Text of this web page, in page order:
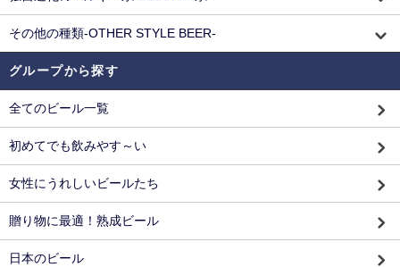
その他の種類-OTHER STYLE BEER-
グループから探す
全てのビール一覧
初めてでも飲みやす～い
女性にうれしいビールたち
贈り物に最適！熟成ビール
日本のビール